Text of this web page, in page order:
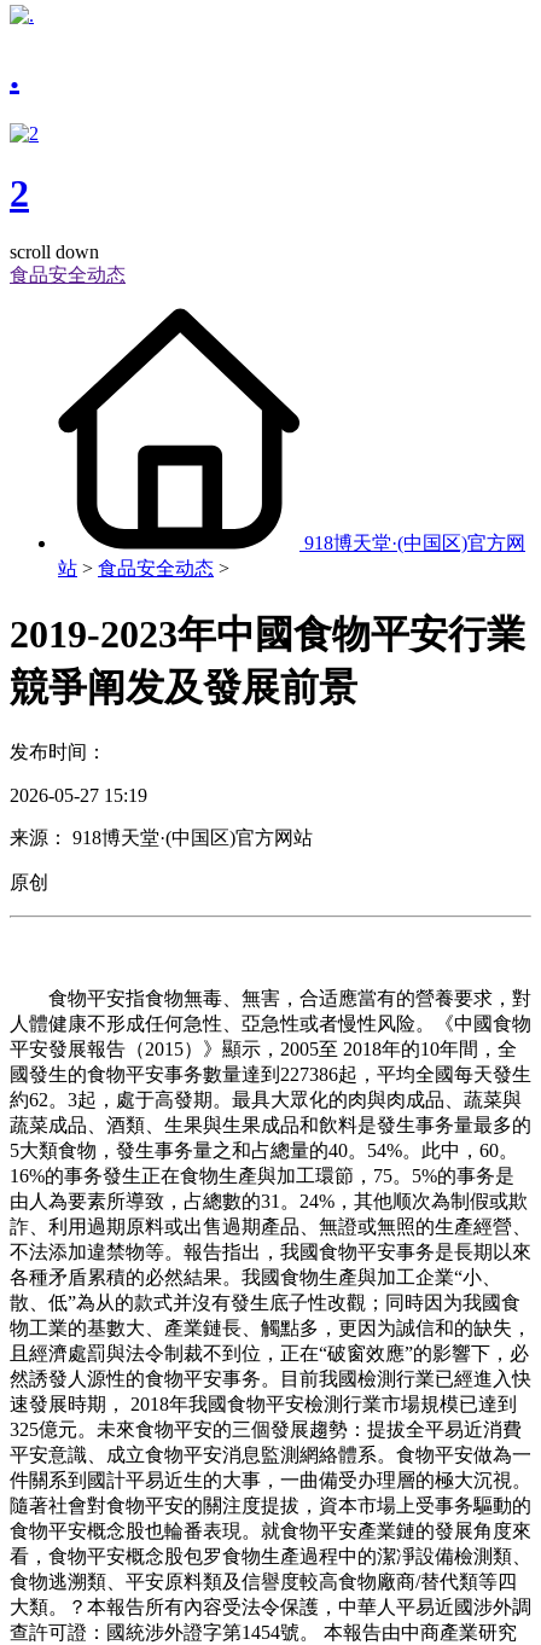
.
2
scroll down
食品安全动态
918博天堂·(中国区)官方网
站 > 食品安全动态 >
2019-2023年中國食物平安行業
競爭阐发及發展前景
发布时间：
2026-05-27 15:19
来源： 918博天堂·(中国区)官方网站
原创
食物平安指食物無毒、無害，合适應當有的營養要求，對
人體健康不形成任何急性、亞急性或者慢性风险。《中國食物
平安發展報告（2015）》顯示，2005至 2018年的10年間，全
國發生的食物平安事务數量達到227386起，平均全國每天發生
約62。3起，處于高發期。最具大眾化的肉與肉成品、蔬菜與
蔬菜成品、酒類、生果與生果成品和飲料是發生事务量最多的
5大類食物，發生事务量之和占總量的40。54%。此中，60。
16%的事务發生正在食物生產與加工環節，75。5%的事务是
由人為要素所導致，占總數的31。24%，其他顺次為制假或欺
詐、利用過期原料或出售過期產品、無證或無照的生產經營、
不法添加違禁物等。報告指出，我國食物平安事务是長期以來
各種矛盾累積的必然結果。我國食物生產與加工企業“小、
散、低”為从的款式并沒有發生底子性改觀；同時因为我國食
物工業的基數大、產業鏈長、觸點多，更因为誠信和的缺失，
且經濟處罰與法令制裁不到位，正在“破窗效應”的影響下，必
然誘發人源性的食物平安事务。目前我國檢測行業已經進入快
速發展時期， 2018年我國食物平安檢測行業市場規模已達到
325億元。未來食物平安的三個發展趨勢：提拔全平易近消費
平安意識、成立食物平安消息監測網絡體系。食物平安做為一
件關系到國計平易近生的大事，一曲備受办理層的極大沉視。
隨著社會對食物平安的關注度提拔，資本市場上受事务驅動的
食物平安概念股也輪番表現。就食物平安產業鏈的發展角度來
看，食物平安概念股包罗食物生產過程中的潔凈設備檢測類、
食物逃溯類、平安原料類及信譽度較高食物廠商/替代類等四
大類。？本報告所有內容受法令保護，中華人平易近國涉外調
查許可證：國統涉外證字第1454號。 本報告由中商產業研究